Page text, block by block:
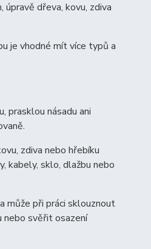
dřeva, kovu, zdiva
je vhodné mít více typů a
prasklou násadu ani
zdiva nebo hřebíku
kabely, sklo, dlažbu nebo
může při práci sklouznout
nebo svěřit osazení